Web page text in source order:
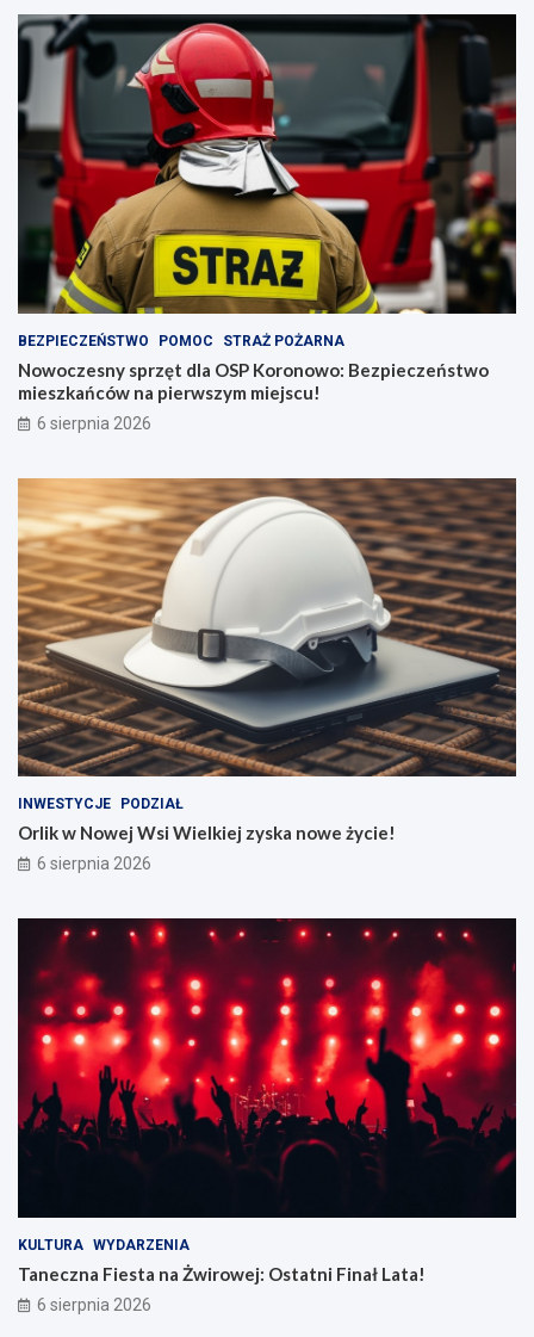
BEZPIECZEŃSTWO POMOC STRAŻ POŻARNA
Nowoczesny sprzęt dla OSP Koronowo: Bezpieczeństwo
mieszkańców na pierwszym miejscu!
6 sierpnia 2026
INWESTYCJE PODZIAŁ
Orlik w Nowej Wsi Wielkiej zyska nowe życie!
6 sierpnia 2026
KULTURA WYDARZENIA
Taneczna Fiesta na Żwirowej: Ostatni Finał Lata!
6 sierpnia 2026